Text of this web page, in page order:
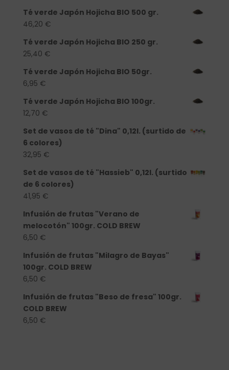
Té verde Japón Hojicha BIO 500 gr.
46,20 €
Té verde Japón Hojicha BIO 250 gr.
25,40 €
Té verde Japón Hojicha BIO 50gr.
6,95 €
Té verde Japón Hojicha BIO 100gr.
12,70 €
Set de vasos de té "Dina" 0,12l. (surtido de
6 colores)
32,95 €
Set de vasos de té "Hassieb" 0,12l. (surtido
de 6 colores)
41,95 €
Infusión de frutas "Verano de
melocotón" 100gr. COLD BREW
6,50 €
Infusión de frutas "Milagro de Bayas"
100gr. COLD BREW
6,50 €
Infusión de frutas "Beso de fresa" 100gr.
COLD BREW
6,50 €